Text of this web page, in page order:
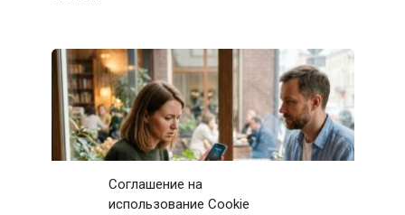
Соглашение на
использование Cookie